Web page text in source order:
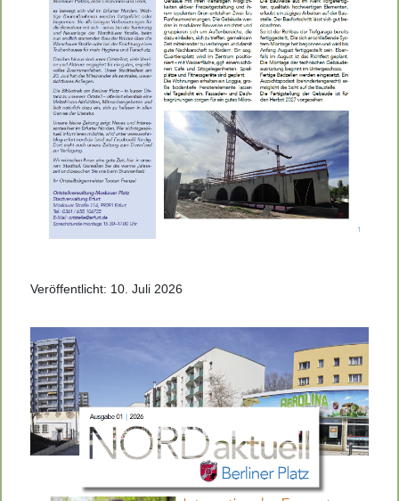
Veröffentlicht: 10. Juli 2026